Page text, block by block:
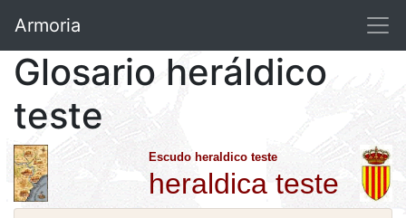
Armoria
Glosario heráldico
teste
Escudo heraldico teste
heraldica teste